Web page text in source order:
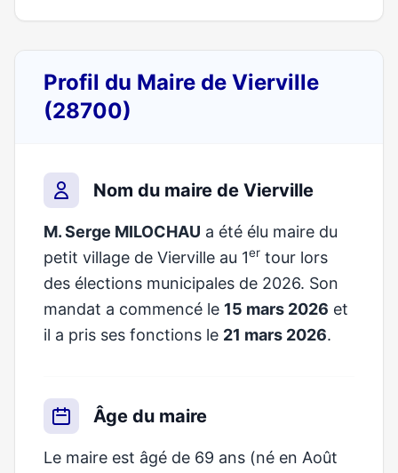
Profil du Maire de Vierville
(28700)
Nom du maire de Vierville
M. Serge MILOCHAU a été élu maire du
petit village de Vierville au 1er tour lors
des élections municipales de 2026. Son
mandat a commencé le 15 mars 2026 et
il a pris ses fonctions le 21 mars 2026.
Âge du maire
Le maire est âgé de 69 ans (né en Août